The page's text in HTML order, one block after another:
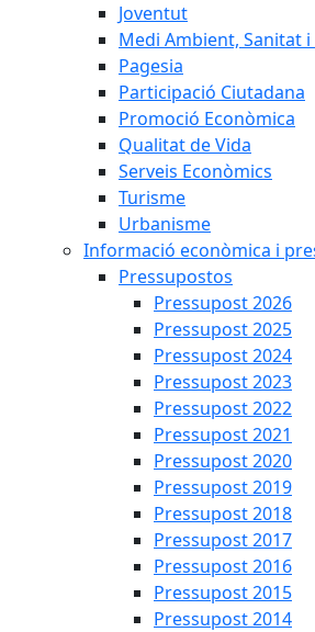
Joventut
Medi Ambient, Sanitat i
Pagesia
Participació Ciutadana
Promoció Econòmica
Qualitat de Vida
Serveis Econòmics
Turisme
Urbanisme
Informació econòmica i
Pressupostos
Pressupost 2026
Pressupost 2025
Pressupost 2024
Pressupost 2023
Pressupost 2022
Pressupost 2021
Pressupost 2020
Pressupost 2019
Pressupost 2018
Pressupost 2017
Pressupost 2016
Pressupost 2015
Pressupost 2014